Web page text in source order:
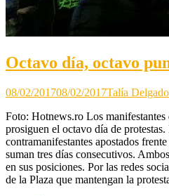
Octavo día, octavo
08/02/201708/02/2017Talía Delgado
Foto: Hotnews.ro Los
prosiguen el octavo día de
contramanifestantes apostados
suman tres días consecutivos.
en sus posiciones. Por las redes
de la Plaza que mantengan la